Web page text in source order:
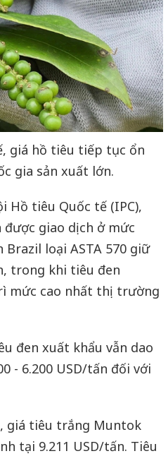
giá hồ tiêu tiếp tục ổn
gia sản xuất lớn.
Hồ tiêu Quốc tế (IPC),
giao dịch ở mức
Brazil loại ASTA 570 giữ
trong khi tiêu đen
mức cao nhất thị trường
đen xuất khẩu vẫn dao
- 6.200 USD/tấn đối với
giá tiêu trắng Muntok
tại 9.211 USD/tấn. Tiêu